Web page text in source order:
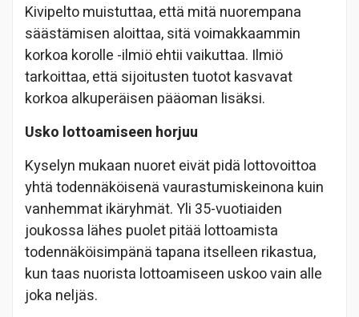
Kivipelto muistuttaa, että mitä nuorempana
säästämisen aloittaa, sitä voimakkaammin
korkoa korolle -ilmiö ehtii vaikuttaa. Ilmiö
tarkoittaa, että sijoitusten tuotot kasvavat
korkoa alkuperäisen pääoman lisäksi.
Usko lottoamiseen horjuu
Kyselyn mukaan nuoret eivät pidä lottovoittoa
yhtä todennäköisenä vaurastumiskeinona kuin
vanhemmat ikäryhmät. Yli 35-vuotiaiden
joukossa lähes puolet pitää lottoamista
todennäköisimpänä tapana itselleen rikastua,
kun taas nuorista lottoamiseen uskoo vain alle
joka neljäs.